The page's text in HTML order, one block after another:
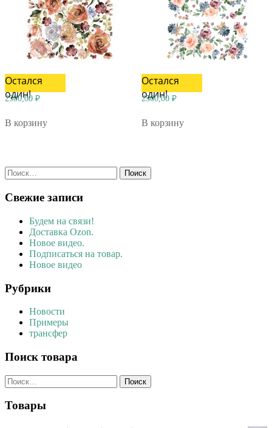
Остался
один!
2500,00 ₽
В корзину
Остался
один!
2500,00 ₽
В корзину
Найти:
Свежие записи
Будем на связи!
Доставка Ozon.
Новое видео.
Подписаться на товар.
Новое видео
Рубрики
Новости
Примеры
трансфер
Поиск товара
Найти:
Товары